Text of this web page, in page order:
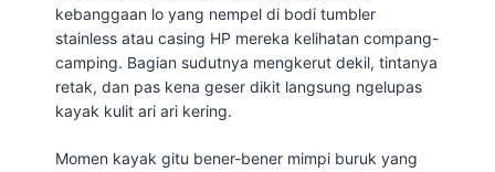
kebanggaan lo yang nempel di bodi tumbler
stainless atau casing HP mereka kelihatan compang-
camping. Bagian sudutnya mengkerut dekil, tintanya
retak, dan pas kena geser dikit langsung ngelupas
kayak kulit ari ari kering.
Momen kayak gitu bener-bener mimpi buruk yang